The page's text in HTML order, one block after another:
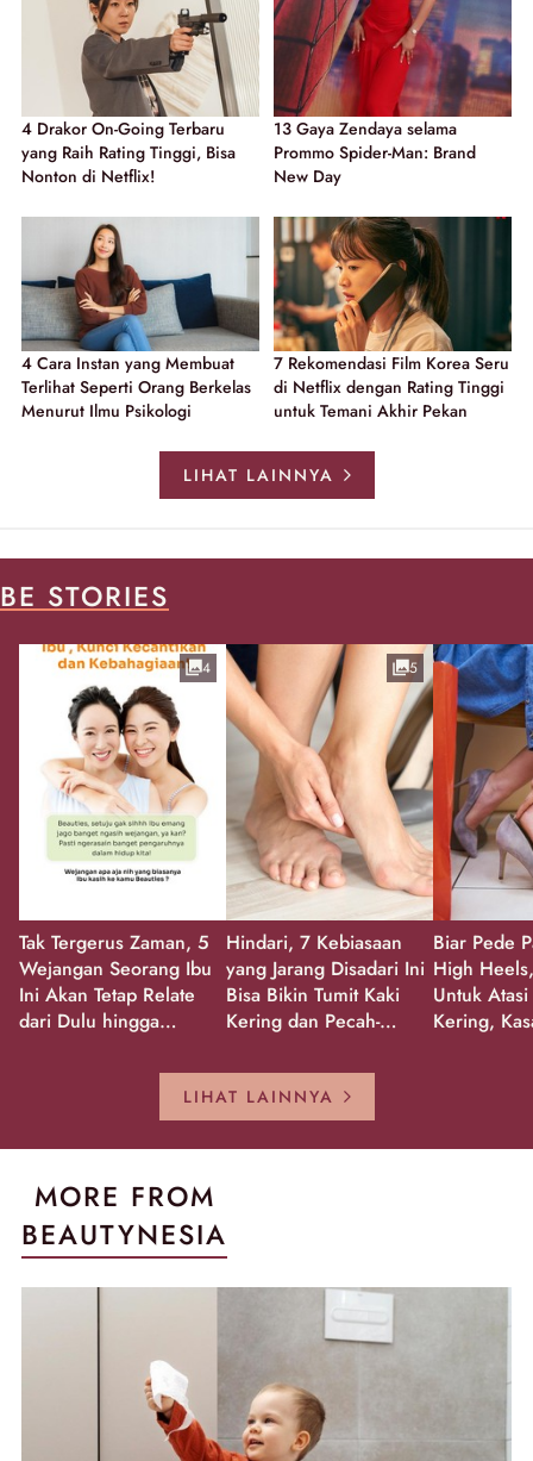
4 Drakor On-Going Terbaru
yang Raih Rating Tinggi, Bisa
Nonton di Netflix!
13 Gaya Zendaya selama
Prommo Spider-Man: Brand
New Day
4 Cara Instan yang Membuat
Terlihat Seperti Orang Berkelas
Menurut Ilmu Psikologi
7 Rekomendasi Film Korea Seru
di Netflix dengan Rating Tinggi
untuk Temani Akhir Pekan
LIHAT LAINNYA
BE STORIES
Tak Tergerus Zaman, 5
Wejangan Seorang Ibu
Ini Akan Tetap Relate
dari Dulu hingga
4
Hindari, 7 Kebiasaan
yang Jarang Disadari Ini
Bisa Bikin Tumit Kaki
Kering dan Pecah-
5
Biar Pede
High
Untuk
Kering,
LIHAT LAINNYA
MORE FROM
BEAUTYNESIA